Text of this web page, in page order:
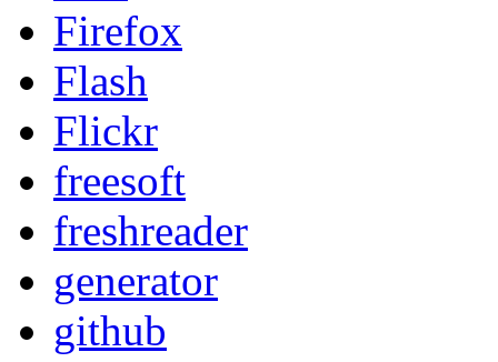
Firefox
Flash
Flickr
freesoft
freshreader
generator
github